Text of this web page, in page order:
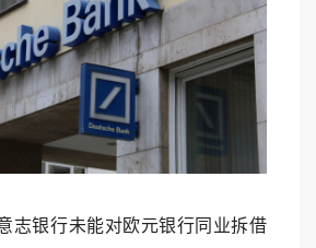
志银行未能对欧元银行同业拆借